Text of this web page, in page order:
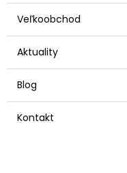
Veľkoobchod
Aktuality
Blog
Kontakt